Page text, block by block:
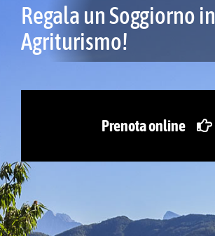
Visita in 3D
Ristorante
Azienda agricola
Regala un Soggiorno in
Agriturismo!
Prenota online